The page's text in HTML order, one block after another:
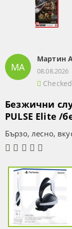
МА
Мартин
08.08.2026
Безжични
PULSE Elite /
Бързо, лесно,